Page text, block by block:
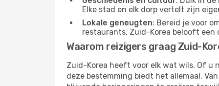
Elke stad en elk dorp vertelt zijn
Lokale geneugten: Bereid je voor
restaurants, Zuid-Korea belooft
Waarom reizigers graag Zuid-
Zuid-Korea heeft voor elk wat wils. Of u
deze bestemming biedt het allemaal.